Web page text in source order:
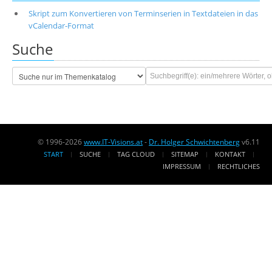
Skript zum Konvertieren von Terminserien in Textdateien in das
vCalendar-Format
Suche
© 1996-2026www.IT-Visions.at- Dr. Holger Schwichtenbergv6.11
START SUCHE TAG CLOUD SITEMAP
KONTAKT
IMPRESSUM
RECHTLICHES